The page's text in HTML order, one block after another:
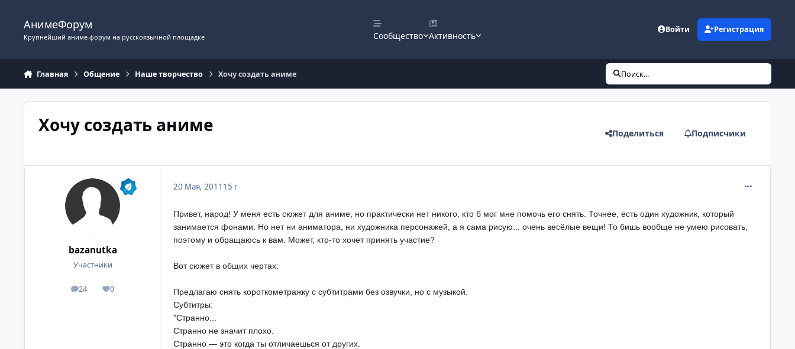
АнимеФорум
Крупнейший аниме-форум на русскоязычной площадке Сообщество Активность
Войти Регистрация
Главная Общение Наше творчество Хочу создать аниме Поиск...
Хочу создать аниме Поделиться Подписчики
bazanutka
Участники
24
посты 0
Репутация
20 Мая, 2011 15 г
Привет, народ! У меня есть сюжет для аниме, но практически нет никого, кто б мог мне помочь его снять. Точнее, есть один художник, который
занимается фонами. Но нет ни аниматора, ни художника персонажей, а я сама рисую... очень весёлые вещи! То бишь вообще не умею рисовать,
поэтому и обращаюсь к вам. Может, кто-то хочет принять участие?
Вот сюжет в общих чертах:
Предлагаю снять короткометражку с субтитрами без озвучки, но с музыкой.
Субтитры:
"Странно...
Странно не значит плохо.
Странно — это когда ты отличаешься от других.